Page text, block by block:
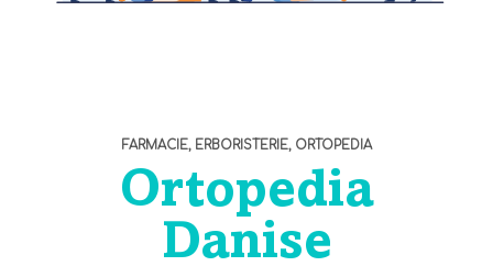
FARMACIE, ERBORISTERIE, ORTOPEDIA
Ortopedia
Danise